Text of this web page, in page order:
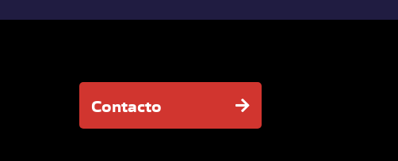
Contacto